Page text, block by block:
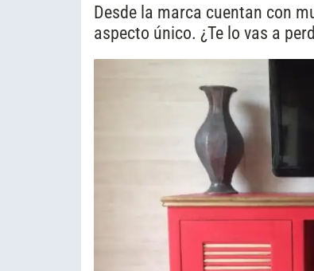
Desde la marca cuentan con
aspecto único. ¿Te lo vas a